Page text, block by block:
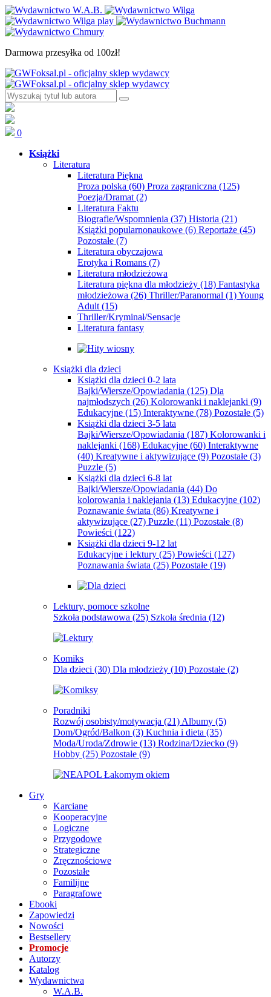
Darmowa przesyłka od 100zł!
0
Książki
Literatura
Literatura Piękna
Proza polska (60) Proza zagraniczna (125)
Poezja/Dramat (2)
Literatura Faktu
Biografie/Wspomnienia (37) Historia (21)
Książki popularnonaukowe (6) Reportaże (45)
Pozostałe (7)
Literatura obyczajowa
Erotyka i Romans (7)
Literatura młodzieżowa
Literatura piękna dla młodzieży (18) Fantastyka
młodzieżowa (26) Thriller/Paranormal (1)Young
Adult (15)
Thriller/Kryminał/Sensacje
Literatura fantasy
Książki dla dzieci
Książki dla dzieci 0-2 lata
Bajki/Wiersze/Opowiadania (125) Dla
najmłodszych (26) Kolorowanki i naklejanki (9)
Edukacyjne (15) Interaktywne (78) Pozostałe (5)
Książki dla dzieci 3-5 lata
Bajki/Wiersze/Opowiadania (187) Kolorowanki i
naklejanki (168) Edukacyjne (60) Interaktywne
(40) Kreatywne i aktywizujące (9) Pozostałe (3)
Puzzle (5)
Książki dla dzieci 6-8 lat
Bajki/Wiersze/Opowiadania (44) Do
kolorowania i naklejania (13) Edukacyjne (102)
Poznawanie świata (86) Kreatywne i
aktywizujące (27) Puzzle (11) Pozostałe (8)
Powieści (122)
Książki dla dzieci 9-12 lat
Edukacyjne i lektury (25) Powieści (127)
Poznawania świata (25) Pozostałe (19)
Lektury, pomoce szkolne
Szkoła podstawowa (25) Szkoła średnia (12)
Komiks
Dla dzieci (30) Dla młodzieży (10) Pozostałe (2)
Poradniki
Rozwój osobisty/motywacja (21) Albumy (5)
Dom/Ogród/Balkon (3) Kuchnia i dieta (35)
Moda/Uroda/Zdrowie (13) Rodzina/Dziecko (9)
Hobby (25) Pozostałe (9)
Gry
Karciane
Kooperacyjne
Logiczne
Przygodowe
Strategiczne
Zręcznościowe
Pozostałe
Familijne
Paragrafowe
Ebooki
Zapowiedzi
Nowości
Bestsellery
Promocje
Autorzy
Katalog
Wydawnictwa
W.A.B.